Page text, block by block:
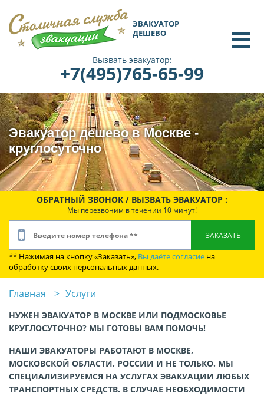
ЭВАКУАТОР
ДЕШЕВО
Вызвать эвакуатор:
+7(495)765-65-99
Эвакуатор дешево в Москве -
круглосуточно
ОБРАТНЫЙ ЗВОНОК / ВЫЗВАТЬ ЭВАКУАТОР :
Мы перезвоним в течении 10 минут!
** Нажимая на кнопку «Заказать», Вы даёте согласие на
обработку своих персональных данных.
Главная Услуги
НУЖЕН ЭВАКУАТОР В МОСКВЕ ИЛИ ПОДМОСКОВЬЕ
КРУГЛОСУТОЧНО? МЫ ГОТОВЫ ВАМ ПОМОЧЬ!
НАШИ ЭВАКУАТОРЫ РАБОТАЮТ В МОСКВЕ,
МОСКОВСКОЙ ОБЛАСТИ, РОССИИ И НЕ ТОЛЬКО. МЫ
СПЕЦИАЛИЗИРУЕМСЯ НА УСЛУГАХ ЭВАКУАЦИИ ЛЮБЫХ
ТРАНСПОРТНЫХ СРЕДСТВ. В СЛУЧАЕ НЕОБХОДИМОСТИ